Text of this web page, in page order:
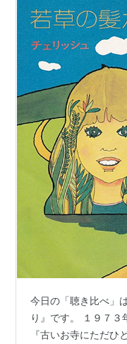
今日の「聴き比べ」
り』です。 １９７
『古いお寺にただひ